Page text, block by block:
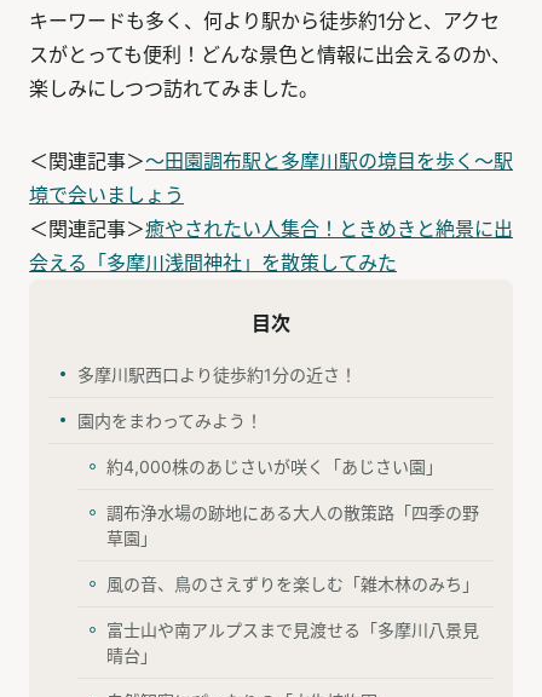
キーワードも多く、何より駅から徒歩約1分と、アクセ
スがとっても便利！どんな景色と情報に出会えるのか、
楽しみにしつつ訪れてみました。
＜関連記事＞〜田園調布駅と多摩川駅の境目を歩く〜駅
境で会いましょう
＜関連記事＞癒やされたい人集合！ときめきと絶景に出
会える「多摩川浅間神社」を散策してみた
目次
多摩川駅西口より徒歩約1分の近さ！
園内をまわってみよう！
約4,000株のあじさいが咲く「あじさい園」
調布浄水場の跡地にある大人の散策路「四季の野
草園」
風の音、鳥のさえずりを楽しむ「雑木林のみち」
富士山や南アルプスまで見渡せる「多摩川八景見
晴台」